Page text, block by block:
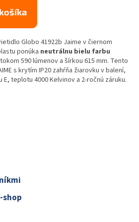
Globo 41922b Jaime v čiernom
ponúka neutrálnu bielu farbu
590 lúmenov a šírkou 615 mm. Tento
s krytím IP20 zahŕňa žiarovku v balení,
teplotu 4000 Kelvinov a 2-ročnú záruku.